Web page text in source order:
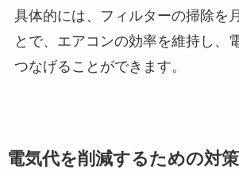
具体的には、フィルターの掃除を
とで、エアコンの効率を維持し、
つなげることができます。
電気代を削減するための対策